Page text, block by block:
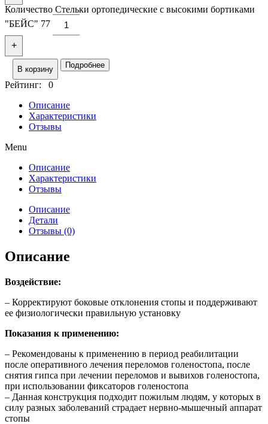
Количество Стельки ортопедические с высокими бортиками
"БЕЙС" 77
+
В корзину Подробнее
Рейтинг: 0
Описание
Характеристики
Отзывы
Menu
Описание
Характеристики
Отзывы
Описание
Детали
Отзывы (0)
Описание
Воздействие:
– Корректируют боковые отклонения стопы и поддерживают
ее физиологически правильную установку
Показания к применению:
– Рекомендованы к применению в период реабилитации
после оперативного лечения переломов голеностопа, после
снятия гипса при лечении переломов и вывихов голеностопа,
при использовании фиксаторов голеностопа
– Данная конструкция подходит пожилым людям, у которых в
силу разных заболеваний страдает нервно-мышечный аппарат
стопы